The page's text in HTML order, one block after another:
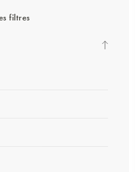
filtres